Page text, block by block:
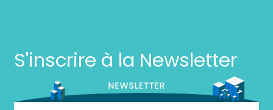
S'inscrire à la Newsletter